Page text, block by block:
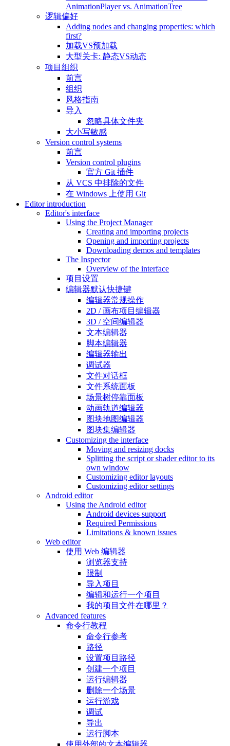
AnimationPlayer vs. AnimationTree
逻辑偏好
Adding nodes and changing properties: which
first?
加载VS预加载
大型关卡: 静态VS动态
项目组织
前言
组织
风格指南
导入
忽略具体文件夹
大小写敏感
Version control systems
前言
Version control plugins
官方 Git 插件
从 VCS 中排除的文件
在 Windows 上使用 Git
Editor introduction
Editor's interface
Using the Project Manager
Creating and importing projects
Opening and importing projects
Downloading demos and templates
The Inspector
Overview of the interface
项目设置
编辑器默认快捷键
编辑器常规操作
2D / 画布项目编辑器
3D / 空间编辑器
文本编辑器
脚本编辑器
编辑器输出
调试器
文件对话框
文件系统面板
场景树停靠面板
动画轨道编辑器
图块地图编辑器
图块集编辑器
Customizing the interface
Moving and resizing docks
Splitting the script or shader editor to its
own window
Customizing editor layouts
Customizing editor settings
Android editor
Using the Android editor
Android devices support
Required Permissions
Limitations & known issues
Web editor
使用 Web 编辑器
浏览器支持
限制
导入项目
编辑和运行一个项目
我的项目文件在哪里？
Advanced features
命令行教程
命令行参考
路径
设置项目路径
创建一个项目
运行编辑器
删除一个场景
运行游戏
调试
导出
运行脚本
使用外部的文本编辑器